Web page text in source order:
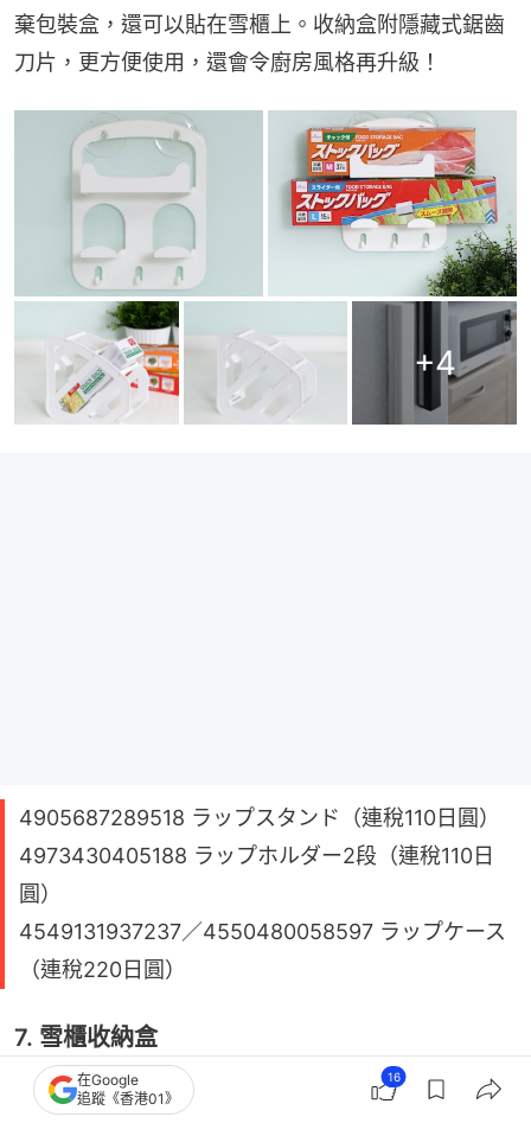
棄包裝盒，還可以貼在雪櫃上。收納盒附隱藏式鋸齒
刀片，更方便使用，還會令廚房風格再升級！
+4
4905687289518 ラップスタンド（連稅110日圓）
4973430405188 ラップホルダー2段（連稅110日
圓）
4549131937237／4550480058597 ラップケース
（連稅220日圓）
7. 雪櫃收納盒
雪櫃仿如廚房內的一個黑洞，一不留神東西放在雪櫃
在Google
追蹤《香港01》
16